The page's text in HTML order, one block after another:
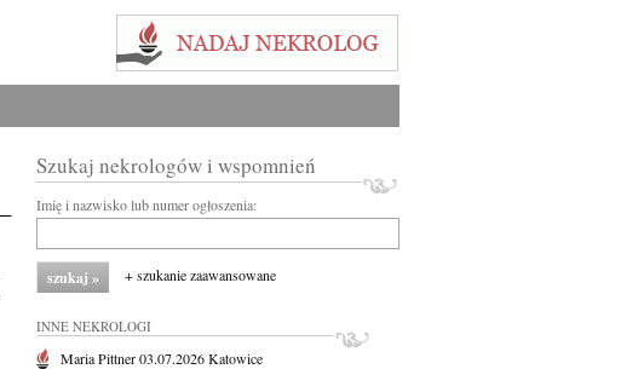
Szukaj nekrologów i wspomnień
Imię i nazwisko lub numer ogłoszenia:
+ szukanie zaawansowane
INNE NEKROLOGI
Maria Pittner03.07.2026Katowice